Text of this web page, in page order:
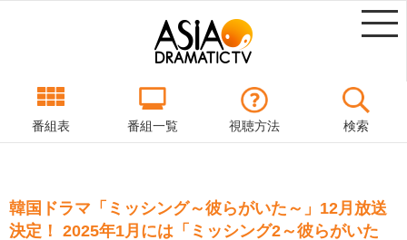
番組表 番組一覧 視聴方法 検索
韓国ドラマ「ミッシング～彼らがいた～」12月放送
決定！ 2025年1月には「ミッシング2～彼らがいた